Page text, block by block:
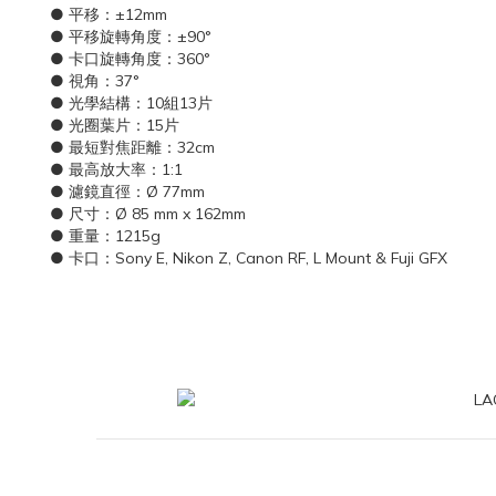
● 平移：±12mm
● 平移旋轉角度：±90°
● 卡口旋轉角度：360°
● 視角：37°
● 光學結構：10組13片
● 光圈葉片：15片
● 最短對焦距離：32cm
● 最高放大率：1:1
● 濾鏡直徑：Ø 77mm
● 尺寸：Ø 85 mm x 162mm
● 重量：1215g
● 卡口：Sony E, Nikon Z, Canon RF, L Mount & Fuji GFX